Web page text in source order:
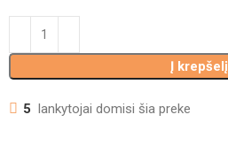
Į krepšelį
5 lankytojai domisi šia preke